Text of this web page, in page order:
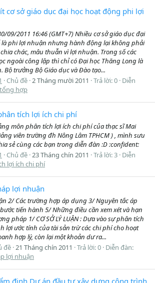
cơ sở giáo dục đại học hoạt động phi lợi
09/2011 16:46 (GMT+7) Nhiều cơ sở giáo dục đại
là phi lợi nhuận nhưng hành động lại không phải
chác, mâu thuẫn vì lợi nhuận. Trong số các
ngoài công lập thì chỉ có Đại học Thăng Long là
Bộ trưởng Bộ Giáo dục và Đào tạo...
Chủ đề 2 Tháng mười 2011 Trả lời: 0 Diễn
hợp
tích lợi ích chi phí
môn phân tích lợi ích chi phí của thạc sĩ Mai
viên trường đh Nông Lâm TPHCM ) , mình sưu
sẻ cùng các bạn trong diễn đàn :D :confident:
Chủ đề 23 Tháng chín 2011 Trả lời: 3 Diễn
lợi ích chi phí
lợi nhuận
2/ Các trường hợp áp dụng 3/ Nguyên tắc áp
tiến hành 5/ Những điều cần xem xét và hạn
pháp 1/ CƠ SỞ LÝ LUẬN : Dựa vào sự phân tích
lợi ước tính của tài sản trừ các chi phí cho hoạt
hợp lý, còn lại một khoản dư ra...
đề 21 Tháng chín 2011 Trả lời: 0 Diễn đàn:
lợi nhuận